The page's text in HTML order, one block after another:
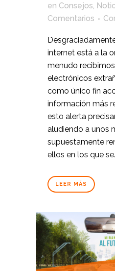
en Consejos,
Comentarios
internet está a la
menudo
electrónicos
como único fin
información más
esto alerta
aludiendo a unos
supuestamente
ellos en los que
LEER MÁS